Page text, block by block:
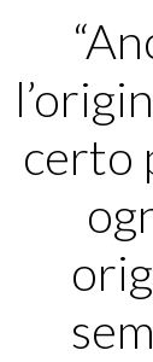
certo